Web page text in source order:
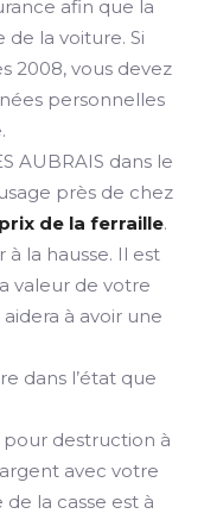
afin que la
la voiture. Si
2008, vous devez
personnelles
AUBRAIS dans le
près de chez
de la ferraille.
la hausse. Il est
valeur de votre
à avoir une
dans l’état que
pour destruction à
avec votre
la casse est à